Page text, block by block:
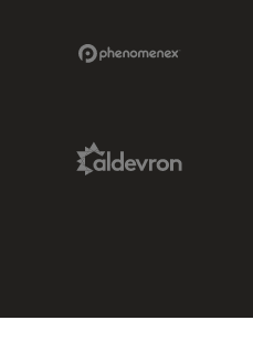
Link